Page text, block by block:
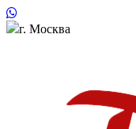
г. Москва